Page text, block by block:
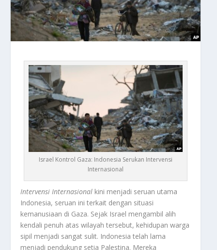
Israel Kontrol Gaza: Indonesia Serukan Intervensi
Internasional
Intervensi Internasional kini menjadi seruan utama
Indonesia, seruan ini terkait dengan situasi
kemanusiaan di Gaza. Sejak Israel mengambil alih
kendali penuh atas wilayah tersebut, kehidupan warga
sipil menjadi sangat sulit. Indonesia telah lama
menjadi pendukung setia Palestina. Mereka